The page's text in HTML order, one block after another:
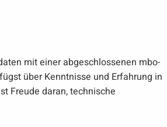
mit einer abgeschlossenen mbo-
über Kenntnisse und Erfahrung in
Freude daran, technische